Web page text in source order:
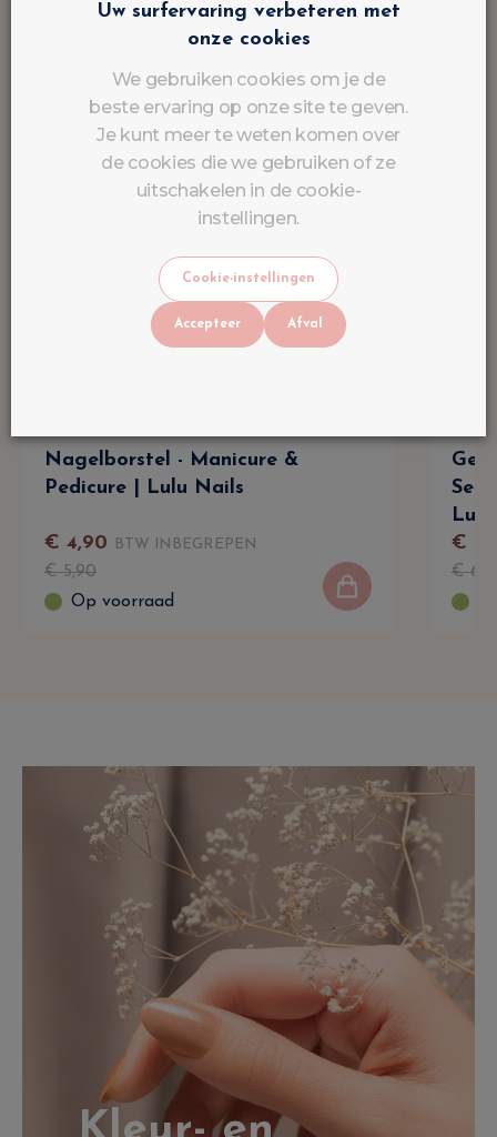
Nagelborstel - Manicure &
Pedicure | Lulu Nails
€ 4,90 BTW INBEGREPEN
€5,90
Op voorraad
Gel
€
€6
Uw surfervaring verbeteren met
onze cookies
We gebruiken cookies om je de
beste ervaring op onze site te geven.
Je kunt meer te weten komen over
de cookies die we gebruiken of ze
uitschakelen in de cookie-
instellingen.
Cookie-instellingen
Accepteer Afval